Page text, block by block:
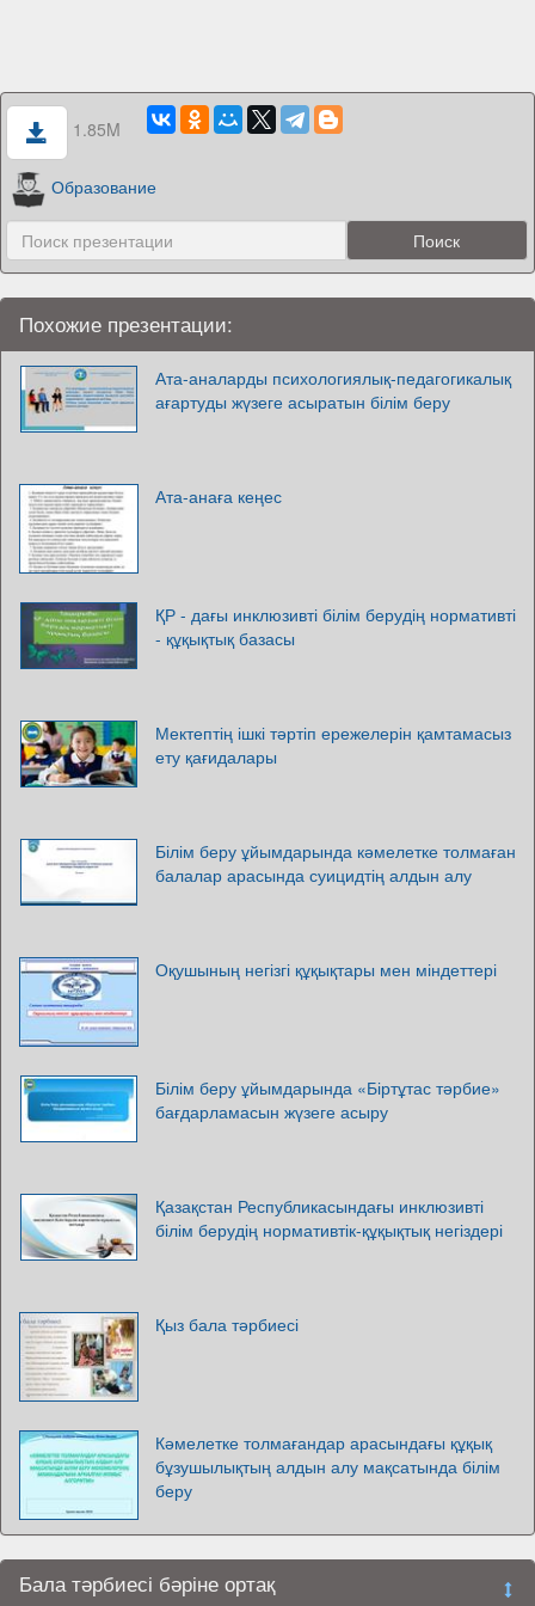
1.85M
Образование
Похожие презентации:
Ата-аналарды психологиялық-педагогикалық
ағартуды жүзеге асыратын білім беру
Ата-анаға кеңес
ҚР - дағы инклюзивті білім берудің нормативті
- құқықтық базасы
Мектептің ішкі тәртіп ережелерін қамтамасыз
ету қағидалары
Білім беру ұйымдарында кәмелетке толмаған
балалар арасында суицидтің алдын алу
Оқушының негізгі құқықтары мен міндеттері
Білім беру ұйымдарында «Біртұтас тәрбие»
бағдарламасын жүзеге асыру
Қазақстан Республикасындағы инклюзивті
білім берудің нормативтік-құқықтық негіздері
Қыз бала тәрбиесі
Кәмелетке толмағандар арасындағы құқық
бұзушылықтың алдын алу мақсатында білім
беру
Бала тәрбиесі бәріне ортақ